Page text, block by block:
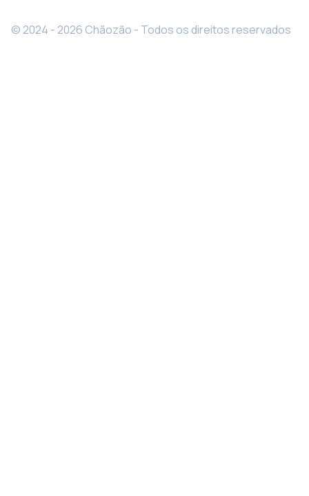
© 2024 - 2026 Chãozão - Todos os direitos reservados